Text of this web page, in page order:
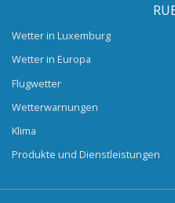
Wetter in Luxemburg
Wetter in Europa
Flugwetter
Wetterwarnungen
Klima
Produkte und Dienstleistungen